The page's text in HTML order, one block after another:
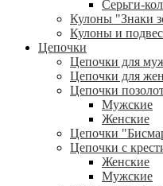
Серьги-
Кулоны "Знаки
Кулоны и
Цепочки
Цепочки для
Цепочки для
Цепочки
Мужские
Женские
Цепочки
Цепочки с
Женские
Мужские